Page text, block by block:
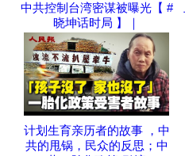
中共控制台湾密谋被曝光【 #
晓坤话时局 】｜
计划生育亲历者的故事 ，中
共的甩锅，民众的反思；中